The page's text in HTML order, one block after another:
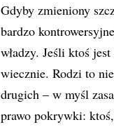
Gdyby zmieniony
bardzo
władzy. Jeśli ktoś
wiecznie. Rodzi to
drugich – w myśl
prawo pokrywki: